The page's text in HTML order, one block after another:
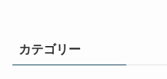
カテゴリー